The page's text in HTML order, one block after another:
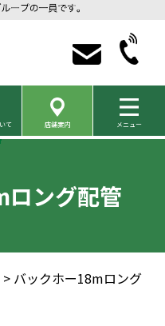
て 店舗案内 メニュー
ング配管
> バックホー18mロング